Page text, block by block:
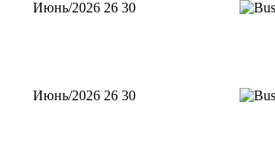
Июнь/2026 26 30
Июнь/2026 26 30